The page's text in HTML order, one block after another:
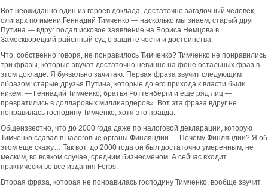
Вот неожиданно один из героев доклада, достаточно загадочный человек,
олигарх по имени Геннадий Тимченко — насколько мы знаем, старый друг
Путина — вдруг подал исковое заявление на Бориса Немцова в
Замоскворецкий районный суд о защите чести и достоинства.
Что, собственно говоря, не понравилось Тимченко? Тимченко не понравились
три фразы, которые звучат достаточно невинно на фоне остальных фраз в
этом докладе. Я буквально зачитаю. Первая фраза звучит следующим
образом: старые друзья Путина, которые до его прихода к власти были
никем, — Геннадий Тимченко, братья Роттенберги и еще ряд лиц —
превратились в долларовых миллиардеров». Вот эта фраза вдруг не
понравилась господину Тимченко, хотя это правда.
Общеизвестно, что до 2000 года даже по налоговой декларации, которую
Тимченко сдавал в налоговые органы Финляндии…. Почему Финляндии? Я об
этом еще скажу… Так вот, до 2000 года он был достаточно умеренным, не
мелким, во всяком случае, средним бизнесменом. А сейчас входит
практически во все издания Forbs.
Вторая фраза, которая не понравилась господину Тимченко, вообще звучит